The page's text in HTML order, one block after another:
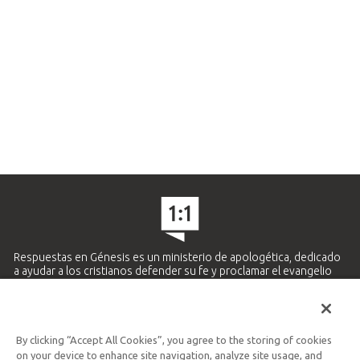
Respuestas en Génesis es un ministerio de apologética, dedicado
a ayudar a los cristianos defender su fe y proclamar el evangelio
Ministerio Hispano y Latinoamericano
By clicking “Accept All Cookies”, you agree to the storing of cookies
on your device to enhance site navigation, analyze site usage, and